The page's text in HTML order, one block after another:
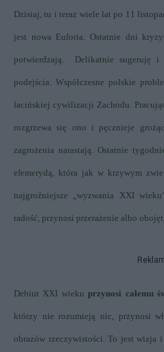
Dzisiaj, tu i teraz wiele lat po 11
jest nowa Euforia. Ostatnie dni
potwierdzają. Delikatnie sugeruję i
podejścia. Współczesne polskie
łacińskiej cywilizacji Zachodu.
rozgrzewa się ono i pęcznieje
zagrożenia narastają. Ostatnie
efemerydą, która jak w krzywym
najgroźniejsze „wyzwania XXI
radość, przynosi przerażenie albo
Debiut XXI wiekuprzynosi całemu
którzy nie rozumieją nic, przynosi
obrazów rzeczywistości. To jest wizja